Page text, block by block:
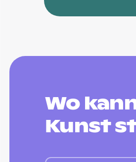
Wo
Kunst